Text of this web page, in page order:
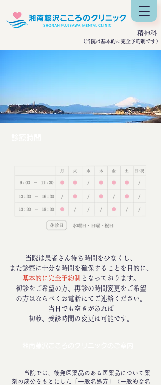
​精神科
​（当院は基本的に完全予約制です）
​当院は患者さん待ち時間を少なくし、
また診察に十分な時間を確保することを目的に、
基本的に完全予約制 となっております。
​初診をご希望の方、再診の時間変更をご希望
の方はならべくお電話にてご連絡ください。
​当日でも空きがあれば
初診、受診時間の変更は可能です。
当院では、後発医薬品のある医薬品について薬
剤の成分をもとにした「一般名処方」（一般的な名